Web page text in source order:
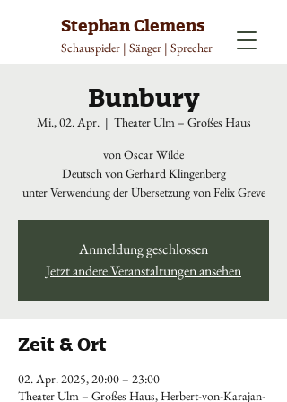
Stephan Clemens
Schauspieler | Sänger | Sprecher
Bunbury
Mi., 02. Apr.
  |
Theater Ulm – Großes Haus
von Oscar Wilde
Deutsch von Gerhard Klingenberg
unter Verwendung der Übersetzung von Felix Greve
Anmeldung geschlossen
Jetzt andere Veranstaltungen ansehen
Zeit & Ort
02. Apr. 2025, 20:00 – 23:00
Theater Ulm – Großes Haus, Herbert-von-Karajan-